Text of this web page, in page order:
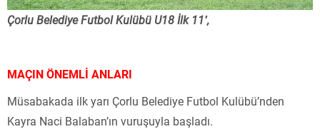
Çorlu Belediye Futbol Kulübü U18 İlk 11′,
MAÇIN ÖNEMLİ ANLARI
Müsabakada ilk yarı Çorlu Belediye Futbol Kulübü’nden
Kayra Naci Balaban’ın vuruşuyla başladı.